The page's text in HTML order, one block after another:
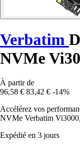
Verbatim
NVMe
À partir de
96,58 € 83,42 € -14%
Accélérez vos
NVMe Verbatim
Expédié en 3 jours